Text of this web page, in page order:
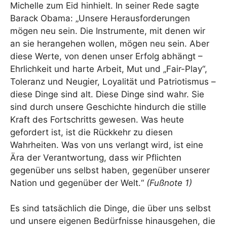
Michelle zum Eid hinhielt. In seiner Rede sagte
Barack Obama: „Unsere Herausforderungen
mögen neu sein. Die Instrumente, mit denen wir
an sie herangehen wollen, mögen neu sein. Aber
diese Werte, von denen unser Erfolg abhängt –
Ehrlichkeit und harte Arbeit, Mut und „Fair-Play“,
Toleranz und Neugier, Loyalität und Patriotismus –
diese Dinge sind alt. Diese Dinge sind wahr. Sie
sind durch unsere Geschichte hindurch die stille
Kraft des Fortschritts gewesen. Was heute
gefordert ist, ist die Rückkehr zu diesen
Wahrheiten. Was von uns verlangt wird, ist eine
Ära der Verantwortung, dass wir Pflichten
gegenüber uns selbst haben, gegenüber unserer
Nation und gegenüber der Welt.“ (Fußnote 1)
Es sind tatsächlich die Dinge, die über uns selbst
und unsere eigenen Bedürfnisse hinausgehen, die